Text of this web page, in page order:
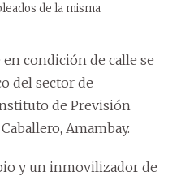
de la misma
condición de calle se
del sector de
de Previsión
Amambay.
y un inmovilizador de